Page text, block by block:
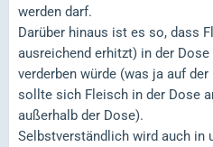
werden darf.
Darüber hinaus ist es so, dass
ausreichend erhitzt) in der
verderben würde (was ja auf
sollte sich Fleisch in der Dose
außerhalb der Dose).
Selbstverständlich wird auch in